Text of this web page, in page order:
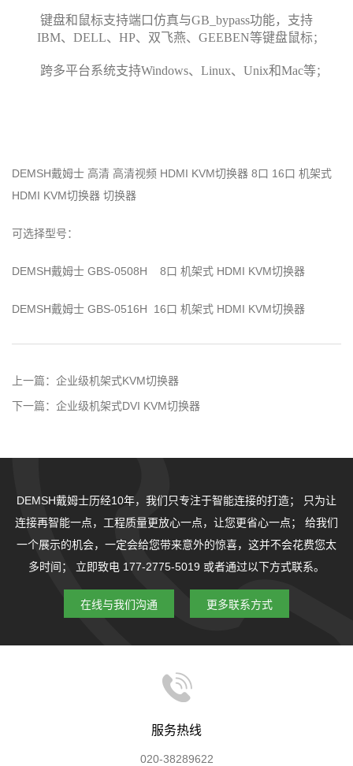
键盘和鼠标支持端口仿真与GB_ bypass功能，支持
IBM、DELL、HP、双飞燕、GEEBEN等键盘鼠标；
跨多平台系统支持Windows、 Linux、 Unix和Mac等；
DEMSH戴姆士 高清 高清视频 HDMI KVM切换器 8口 16口 机架式
HDMI KVM切换器 切换器
可选择型号：
DEMSH戴姆士 GBS-0508H 8口 机架式 HDMI KVM切换器
DEMSH戴姆士 GBS-0516H 16口 机架式 HDMI KVM切换器
上一篇： 企业级机架式KVM切换器
下一篇： 企业级机架式DVI KVM切换器
DEMSH戴姆士历经10年，我们只专注于智能连接的打造；
只为让
连接再智能一点，工程质量更放心一点，让您更省心一点；
给我们
一个展示的机会，一定会给您带来意外的惊喜，这并不会花费您太
多时间；
立即致电 177-2775-5019 或者通过以下方式联系。
在线与我们沟通 更多联系方式
服务热线
020-38289622